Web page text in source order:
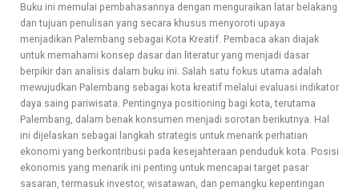
Buku ini memulai pembahasannya dengan menguraikan latar belakang
dan tujuan penulisan yang secara khusus menyoroti upaya
menjadikan Palembang sebagai Kota Kreatif. Pembaca akan diajak
untuk memahami konsep dasar dan literatur yang menjadi dasar
berpikir dan analisis dalam buku ini. Salah satu fokus utama adalah
mewujudkan Palembang sebagai kota kreatif melalui evaluasi indikator
daya saing pariwisata. Pentingnya positioning bagi kota, terutama
Palembang, dalam benak konsumen menjadi sorotan berikutnya. Hal
ini dijelaskan sebagai langkah strategis untuk menarik perhatian
ekonomi yang berkontribusi pada kesejahteraan penduduk kota. Posisi
ekonomis yang menarik ini penting untuk mencapai target pasar
sasaran, termasuk investor, wisatawan, dan pemangku kepentingan